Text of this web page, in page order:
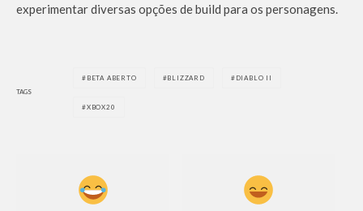
experimentar diversas opções de build para os personagens.
TAGS
BETA ABERTO BLIZZARD DIABLO II
XBOX20